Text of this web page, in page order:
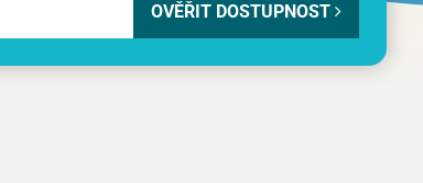
OVĚŘIT DOSTUPNOST